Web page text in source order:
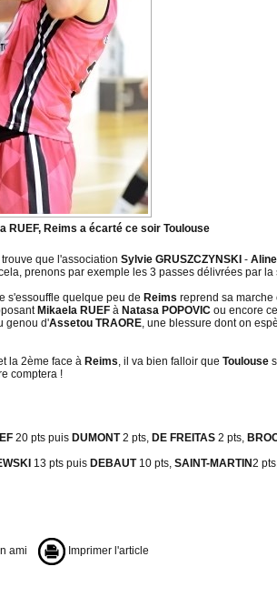
RUEF, Reims a écarté ce soir Toulouse
que l'association Sylvie GRUSZCZYNSKI -
prenons par exemple les 3 passes délivrées par
s'essouffle quelque peu de Reims reprend sa marche
Mikaela RUEF à Natasa POPOVIC ou encore
genou d'Assetou TRAORE, une blessure dont on
la 2ème face à Reims, il va bien falloir que Toulouse
comptera !
20 pts puis DUMONT2 pts, DE FREITAS 2 pts,
13 pts puis DEBAUT 10 pts, SAINT-MARTIN2
ami Imprimer l'article